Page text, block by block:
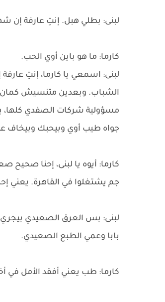
لبنى: بطلي هبل. إنتِ عارفة إن
كارما: ما هو باين أوي الحب.
لبنى: اسمعي يا كارما، إنتِ
الشباب. وبعدين متنسيش كمان
مسؤولية شركات الصفدي كلها،
جواه طيب أوي وبيحبك وبيخاف
كارما: أيوه يا لبنى، إحنا صحيح
جم يشتغلوا في القاهرة. يعني
لبنى: بس العرق الصعيدي
بابا وعمي الطبع الصعيدي.
كارما: طب يعني أفقد الأمل في